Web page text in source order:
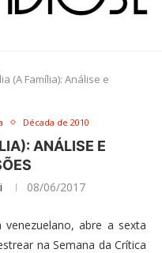
(A Família): Análise e
Década de 2010
ANÁLISE E
08/06/2017
venezuelano, abre a sexta
na Semana da Crítica